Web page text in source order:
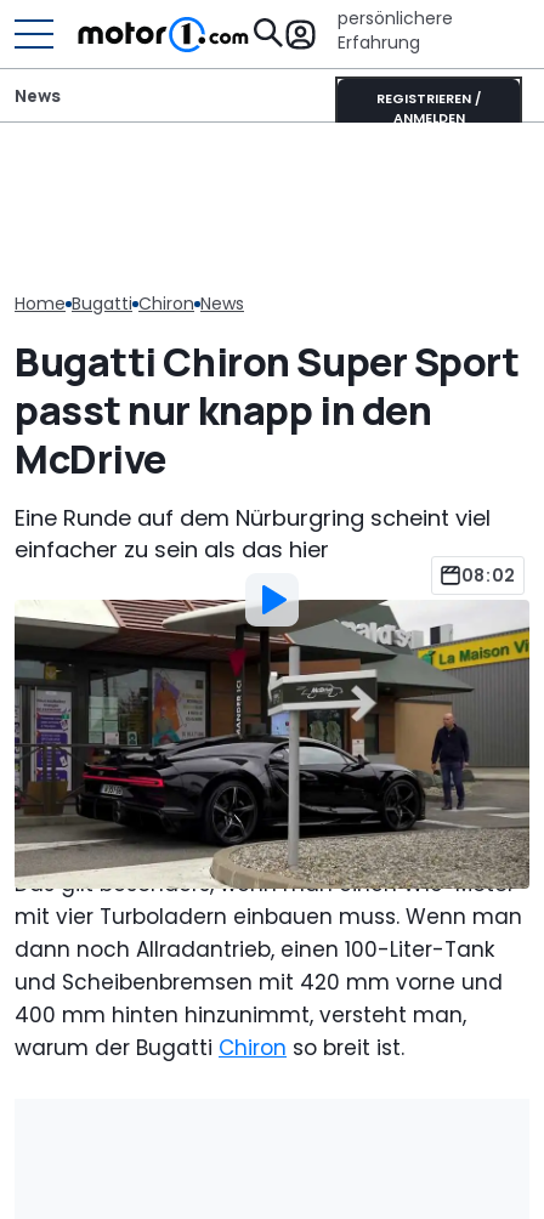
persönlichere
Erfahrung
REGISTRIEREN /
ANMELDEN
News
Home Bugatti Chiron News
Bugatti Chiron Super Sport
passt nur knapp in den
McDrive
Eine Runde auf dem Nürburgring scheint viel
einfacher zu sein als das hier
08:02
Von: Adrian Padeanu
Übersetzt von Roland Hildebrandt
6. Mär. 2022 um 11:00 Uhr
Als bevorzugte Quelle Motor1.com
auf Google hinzufügen
So wie man regelmäßig bei McDonald's isst,
werden auch die Autos immer dicker und dicker.
Das gilt besonders, wenn man einen W16-Motor
mit vier Turboladern einbauen muss. Wenn man
dann noch Allradantrieb, einen 100-Liter-Tank
und Scheibenbremsen mit 420 mm vorne und
400 mm hinten hinzunimmt, versteht man,
warum der Bugatti Chiron so breit ist.